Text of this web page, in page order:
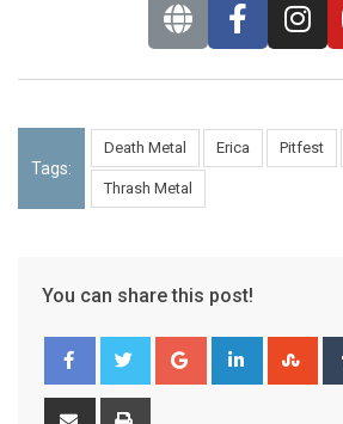
Tags:
Death Metal Erica Pitfest
Thrash Metal
You can share this post!